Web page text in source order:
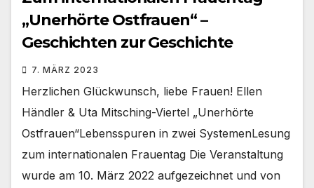
„Unerhörte Ostfrauen“ –
Geschichten zur Geschichte
7. MÄRZ 2023
Herzlichen Glückwunsch, liebe Frauen! Ellen
Händler & Uta Mitsching-Viertel „Unerhörte
Ostfrauen“Lebensspuren in zwei SystemenLesung
zum internationalen Frauentag Die Veranstaltung
wurde am 10. März 2022 aufgezeichnet und von